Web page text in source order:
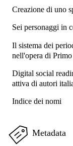
Creazione di uno
Sei personaggi in
Il sistema dei
nell'opera di
Digital social
attiva di autori
Indice dei nomi
Metadata